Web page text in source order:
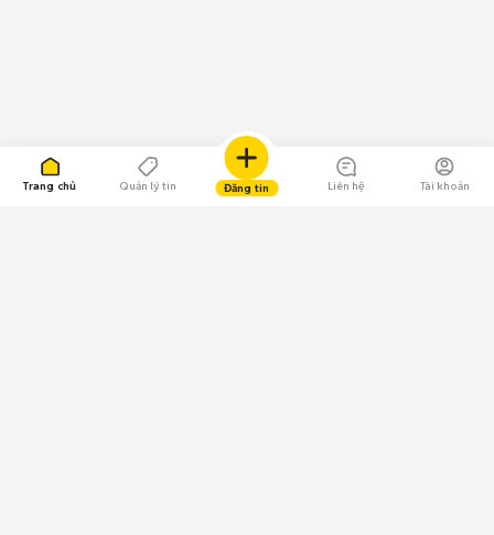
Trang chủ Quản lý tin Đăng tin Liên hệ Tài khoản